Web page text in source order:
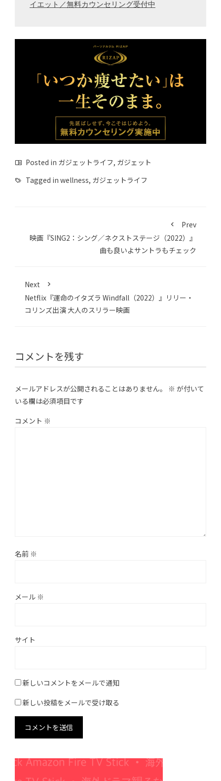
イエット／無料カウンセリング受付中
Posted in ガジェットライフ, ガジェット
Tagged in wellness, ガジェットライフ
Prev
映画『SING2：シング／ネクストステージ（2022）』
曲も良いよサントラもチェック
Next
Netflix『運命のイタズラ Windfall（2022）』リリー・
コリンズ出演 大人のスリラー映画
コメントを残す
メールアドレスが公開されることはありません。 ※ が付いて
いる欄は必須項目です
コメント ※
名前 ※
メール ※
サイト
新しいコメントをメールで通知
新しい投稿をメールで受け取る